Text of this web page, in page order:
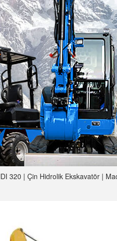
320 | Çin Hidrolik Ekskavatör |